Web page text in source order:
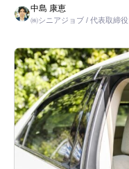
中島 康恵
㈱シニアジョブ / 代表取締役